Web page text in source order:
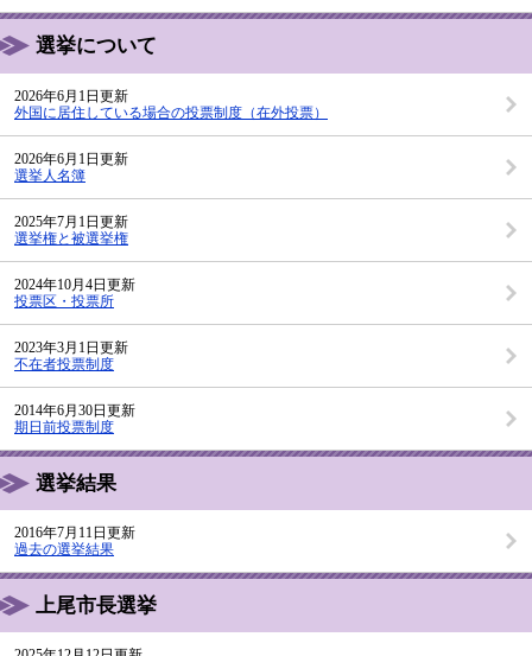
選挙について
2026年6月1日更新
外国に居住している場合の投票制度（在外投票）
2026年6月1日更新
選挙人名簿
2025年7月1日更新
選挙権と被選挙権
2024年10月4日更新
投票区・投票所
2023年3月1日更新
不在者投票制度
2014年6月30日更新
期日前投票制度
選挙結果
2016年7月11日更新
過去の選挙結果
上尾市長選挙